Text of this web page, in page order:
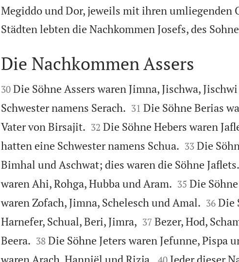
Megiddo und Dor, jeweils mit ihren umliegenden
Städten lebten die Nachkommen Josefs, des

Die Nachkommen Assers

30 Die Söhne Assers waren Jimna, Jischwa,
Schwester namens Serach.
31 Die Söhne Berias
Vater von Birsajit.
32 Die Söhne Hebers waren
hatten eine Schwester namens Schua.
33 Die
Bimhal und Aschwat; dies waren die Söhne Jaflets.
waren Ahi, Rohga, Hubba und Aram.
35 Die
waren Zofach, Jimna, Schelesch und Amal.
36 Die
Harnefer, Schual, Beri, Jimra,
37 Bezer, Hod,
Beera.
38 Die Söhne Jeters waren Jefunne, Pispa

